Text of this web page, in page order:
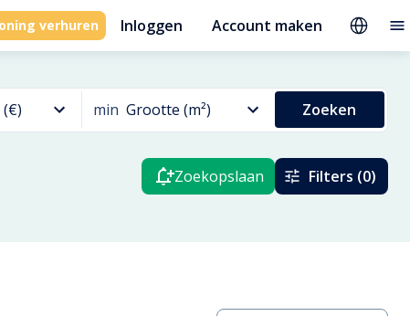
verhuren Inloggen Account maken
min Grootte (m²) Zoeken
Zoekopslaan Filters (0)